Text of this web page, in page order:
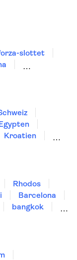
slottet
Kroatien
Rhodos
Barcelona
bangkok